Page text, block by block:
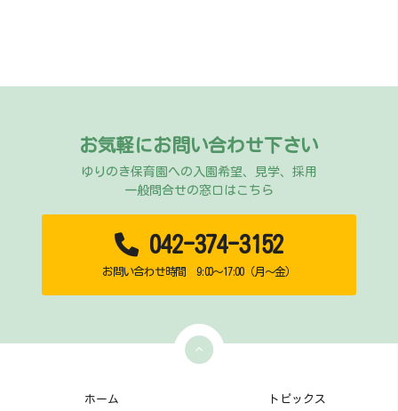
お気軽にお問い合わせ下さい
ゆりのき保育園への入園希望、見学、採用
一般問合せの窓口はこちら
042-374-3152
お問い合わせ時間 9:00～17:00（月～金）
ホーム トピックス